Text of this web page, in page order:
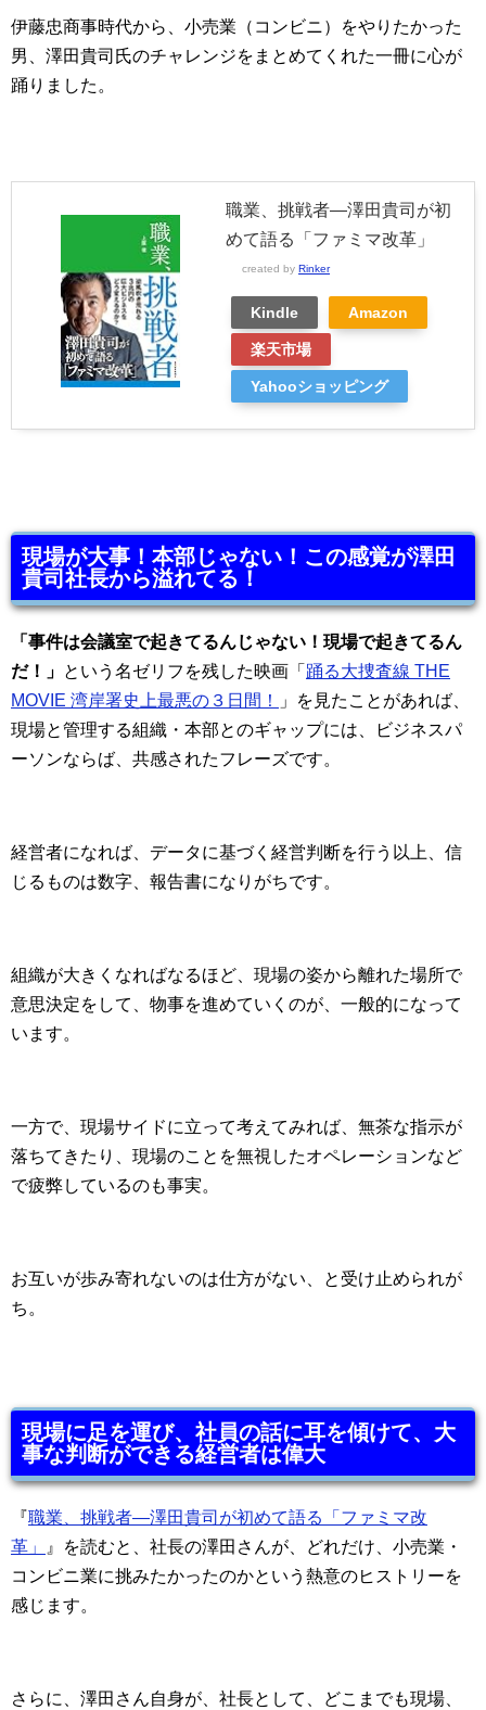
伊藤忠商事時代から、小売業（コンビニ）をやりたかった
男、澤田貴司氏のチャレンジをまとめてくれた一冊に心が
踊りました。
職業、挑戦者―澤田貴司が初
めて語る「ファミマ改革」
created by Rinker
Kindle Amazon
楽天市場
Yahooショッピング
現場が大事！本部じゃない！この感覚が澤田
貴司社長から溢れてる！
「事件は会議室で起きてるんじゃない！現場で起きてるん
だ！」 という名ゼリフを残した映画「 踊る大捜査線 THE
MOVIE 湾岸署史上最悪の３日間！
」を見たことがあれば、
現場と管理する組織・本部とのギャップには、ビジネスパ
ーソンならば、共感されたフレーズです。
経営者になれば、データに基づく経営判断を行う以上、信
じるものは数字、報告書になりがちです。
組織が大きくなればなるほど、現場の姿から離れた場所で
意思決定をして、物事を進めていくのが、一般的になって
います。
一方で、現場サイドに立って考えてみれば、無茶な指示が
落ちてきたり、現場のことを無視したオペレーションなど
で疲弊しているのも事実。
お互いが歩み寄れないのは仕方がない、と受け止められが
ち。
現場に足を運び、社員の話に耳を傾けて、大
事な判断ができる経営者は偉大
『職業、挑戦者―澤田貴司が初めて語る「ファミマ改
革」
』を読むと、社長の澤田さんが、どれだけ、小売業・
コンビニ業に挑みたかったのかという熱意のヒストリーを
感じます。
さらに、澤田さん自身が、社長として、どこまでも現場、